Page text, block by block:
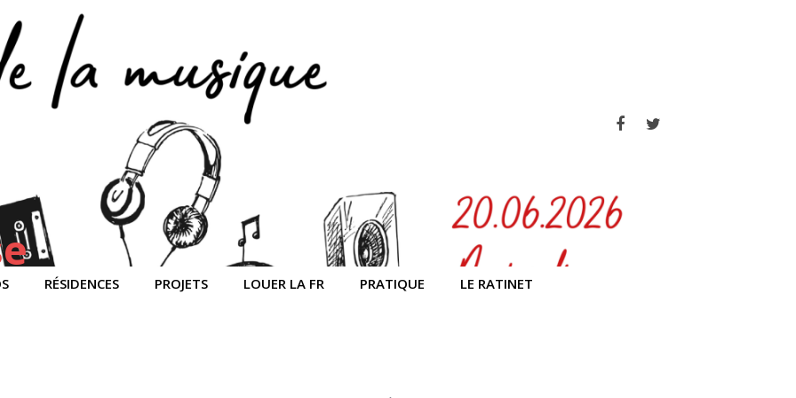
Facebook
RÉSIDENCES PROJETS LOUER LA FR PRATIQUE LE RATINET